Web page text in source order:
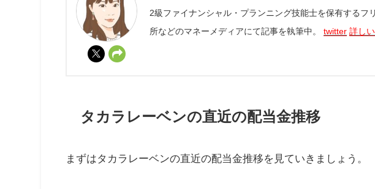
2級ファイナンシャル・プランニング技能士を保有するフ
所などのマネーメディアにて記事を執筆中。twitter 詳し
タカラレーベンの直近の配当金推移
まずはタカラレーベンの直近の配当金推移を見ていきましょう。